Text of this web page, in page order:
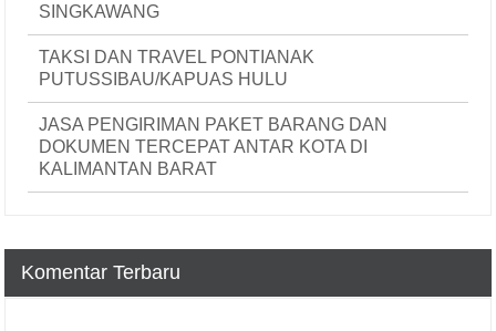
SINGKAWANG
TAKSI DAN TRAVEL PONTIANAK
PUTUSSIBAU/KAPUAS HULU
JASA PENGIRIMAN PAKET BARANG DAN
DOKUMEN TERCEPAT ANTAR KOTA DI
KALIMANTAN BARAT
Komentar Terbaru